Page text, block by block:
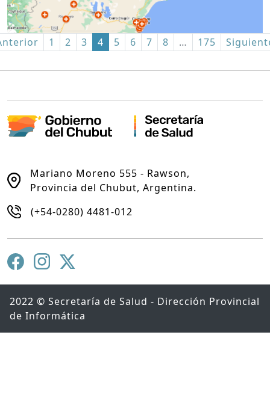
1 2 3 4 5 6 7 8 … 175
Mariano Moreno 555 - Rawson,
Provincia del Chubut, Argentina.
(+54-0280) 4481-012
2022 © Secretaría de Salud - Dirección Provincial
de Informática